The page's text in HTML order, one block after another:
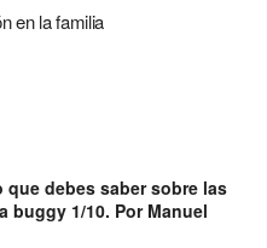
en la familia
que debes saber sobre las
buggy 1/10. Por Manuel